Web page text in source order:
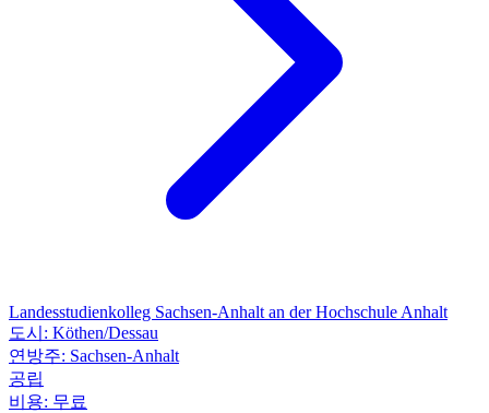
Landesstudienkolleg Sachsen-Anhalt an der Hochschule Anhalt
도시: Köthen/Dessau
연방주: Sachsen-Anhalt
공립
비용: 무료